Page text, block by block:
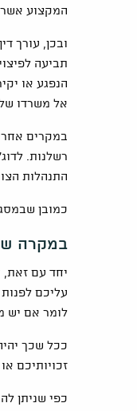
המקצוע אשר
ובכן, עורך
תביעה
הנפגע או
אל משרדו של
במקרים
רשלנות.
התנהלות
כמובן
במקרה
יחד עם זאת,
עליכם
לומר אם יש
ככל שכך
זכויותיכם
כפי שניתן